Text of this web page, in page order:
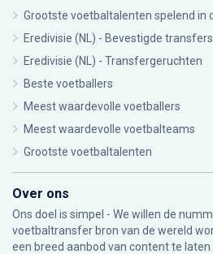
Grootste voetbaltalenten spelend in
Eredivisie (NL) - Bevestigde transfers
Eredivisie (NL) - Transfergeruchten
Beste voetballers
Meest waardevolle voetballers
Meest waardevolle voetbalteams
Grootste voetbaltalenten
Over ons
Ons doel is simpel - We willen de
voetbaltransfer bron van de wereld
een breed aanbod van content te